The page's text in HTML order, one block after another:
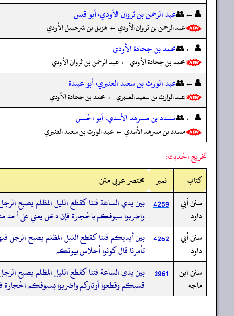
👤←👥عبد الرحمن بن ثروان الأودي، أبو قيس
عبد الرحمن بن ثروان الأودي ← هزيل بن شرحبيل الأودي
👤←👥محمد بن جحادة الأودي
محمد بن جحادة الأودي ← عبد الرحمن بن ثروان الأودي
👤←👥عبد الوارث بن سعيد العنبري، أبو عبيدة
عبد الوارث بن سعيد العنبري ← محمد بن جحادة الأودي
👤←👥مسدد بن مسرهد الأسدي، أبو الحسن
مسدد بن مسرهد الأسدي ← عبد الوارث بن سعيد العنبري
تخريج الحديث:
کتاب
نمبر
مختصر عربی متن
سنن أبي
داود
4259 بين يدي الساعة فتنا كقطع الليل المظلم يصبح
واضربوا سيوفكم بالحجارة فإن دخل يعني على
سنن أبي
داود
4262 بين أيديكم فتنا كقطع الليل المظلم يصبح الرجل
تأمرنا قال كونوا أحلاس بيوتكم
سنن ابن
ماجه
3961
بين يدي الساعة فتنا كقطع الليل المظلم يصبح
قسيكم وقطعوا أوتاركم واضربوا بسيوفكم